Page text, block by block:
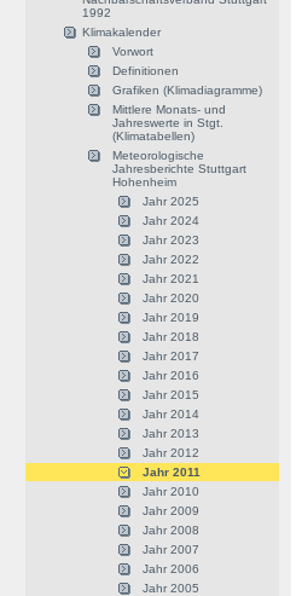
1992
Klimakalender
Vorwort
Definitionen
Grafiken (Klimadiagramme)
Mittlere Monats- und
Jahreswerte in Stgt.
(Klimatabellen)
Meteorologische
Jahresberichte Stuttgart
Hohenheim
Jahr 2025
Jahr 2024
Jahr 2023
Jahr 2022
Jahr 2021
Jahr 2020
Jahr 2019
Jahr 2018
Jahr 2017
Jahr 2016
Jahr 2015
Jahr 2014
Jahr 2013
Jahr 2012
Jahr 2011
Jahr 2010
Jahr 2009
Jahr 2008
Jahr 2007
Jahr 2006
Jahr 2005